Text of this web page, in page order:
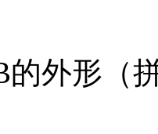
的外形（